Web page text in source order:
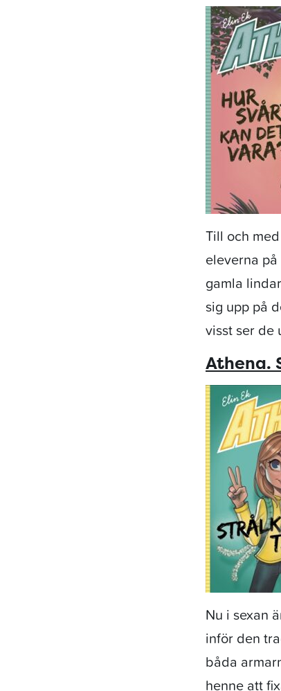
Till och
eleverna
gamla
sig upp på
visst ser de
Athena.
Nu i sexan
inför den
båda
henne att